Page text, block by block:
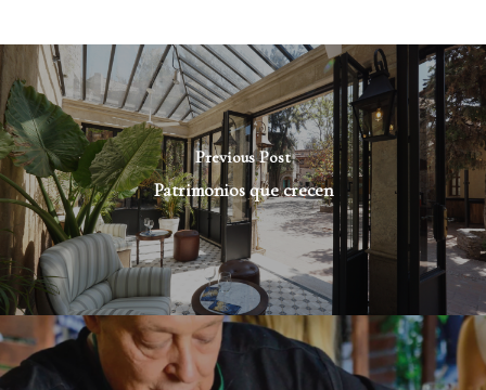
Previous Post
Patrimonios que crecen